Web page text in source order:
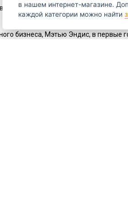
в мире производителей
бизнеса, Мэтью Эндис, в
в нашем интернет-магазине. Дополнительную информацию по
каждой категории можно найти